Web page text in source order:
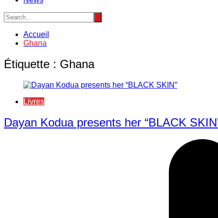
Accueil
Ghana
Étiquette : Ghana
Livres
Dayan Kodua presents her “BLACK